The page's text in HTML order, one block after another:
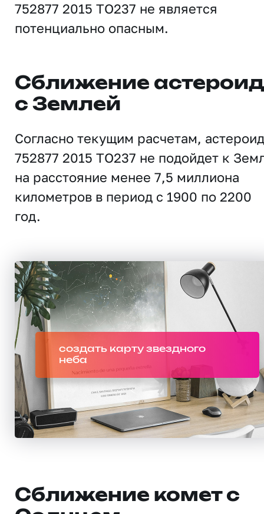
752877 2015 TO237 не является
потенциально опасным.
Сближение
с Землей
Согласно текущим расчетам, астероид
752877 2015 TO237 не подойдет к
на расстояние менее 7,5 миллиона
километров в период с 1900 по 2200
год.
создать карту звездного
неба
Сближение комет с